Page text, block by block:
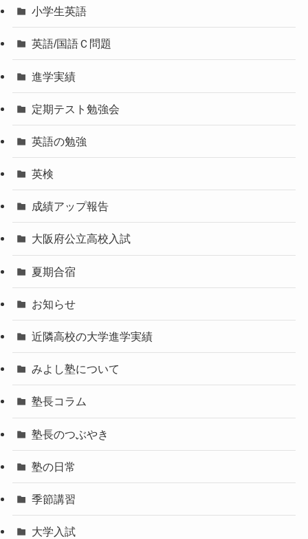
小学生英語
英語/国語Ｃ問題
進学実績
定期テスト勉強会
英語の勉強
英検
成績アップ報告
大阪府公立高校入試
夏期合宿
お知らせ
近隣高校の大学進学実績
みよし塾について
塾長コラム
塾長のつぶやき
塾の日常
季節講習
大学入試